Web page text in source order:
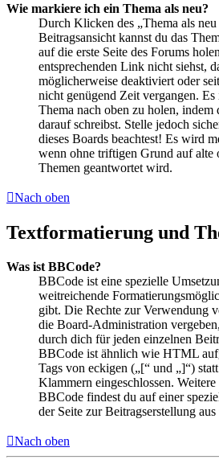
Wie markiere ich ein Thema als neu?
Durch Klicken des „Thema als
Beitragsansicht kannst du das
auf die erste Seite des Forums
entsprechenden Link nicht siehst,
möglicherweise deaktiviert oder
nicht genügend Zeit vergangen.
Thema nach oben zu holen,
darauf schreibst. Stelle jedoch
dieses Boards beachtest! Es wird
wenn ohne triftigen Grund auf alte
Themen geantwortet wird.
Nach oben
Textformatierung und
Was ist BBCode?
BBCode ist eine spezielle
weitreichende
gibt. Die Rechte zur Verwendung
die Board-Administration
durch dich für jeden einzelnen
BBCode ist ähnlich wie HTML
Tags von eckigen („[“ und „]“)
Klammern eingeschlossen.
BBCode findest du auf einer
der Seite zur Beitragserstellung
Nach oben